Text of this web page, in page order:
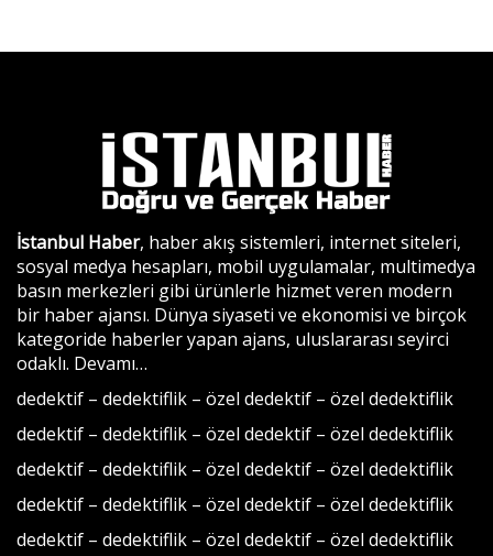
İstanbul Haber, haber akış sistemleri, internet siteleri,
sosyal medya hesapları, mobil uygulamalar, multimedya
basın merkezleri gibi ürünlerle hizmet veren modern
bir haber ajansı. Dünya siyaseti ve ekonomisi ve birçok
kategoride haberler yapan ajans, uluslararası seyirci
odaklı. Devamı…
dedektif – dedektiflik – özel dedektif – özel dedektiflik
dedektif – dedektiflik – özel dedektif – özel dedektiflik
dedektif – dedektiflik – özel dedektif – özel dedektiflik
dedektif – dedektiflik – özel dedektif – özel dedektiflik
dedektif – dedektiflik – özel dedektif – özel dedektiflik